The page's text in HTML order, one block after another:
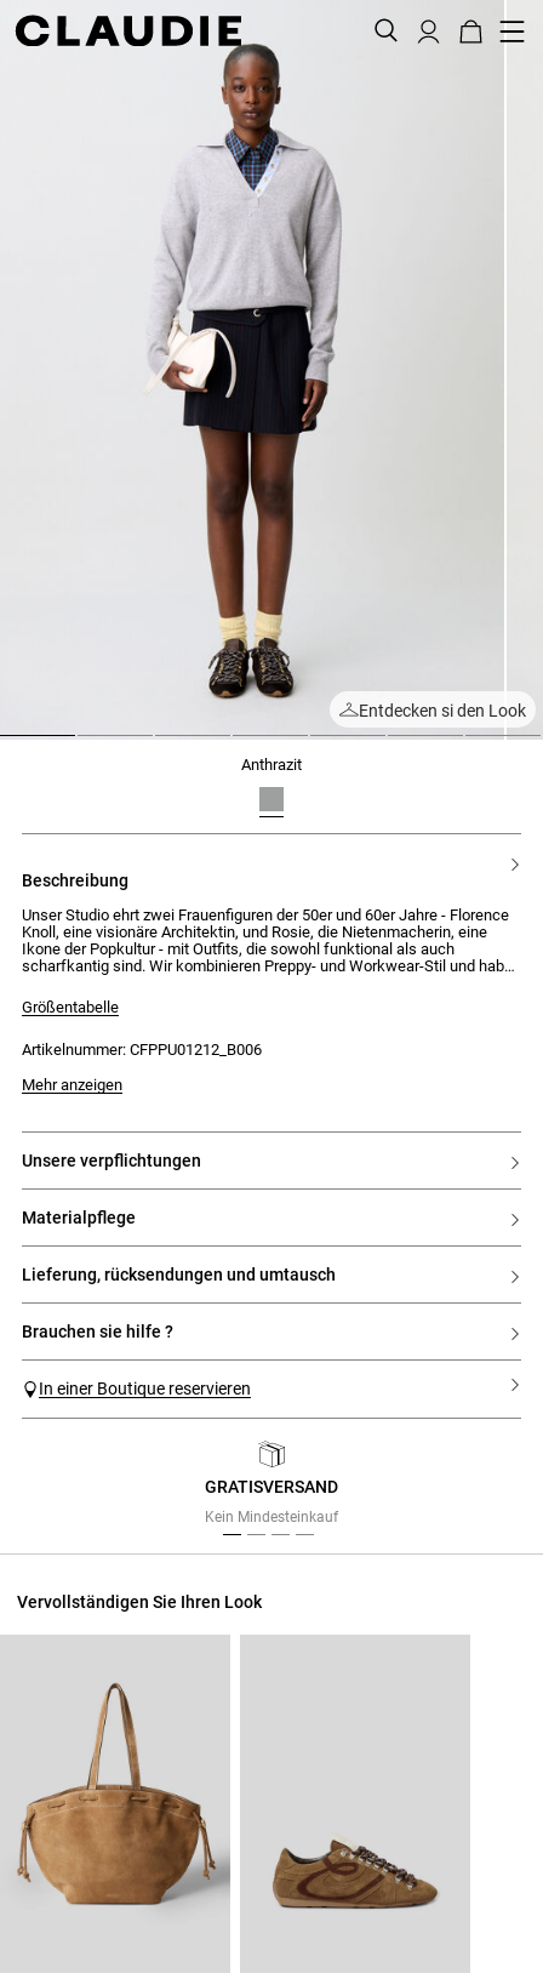
Entdecken si den Look
anthrazit
beschreibung
Unser Studio ehrt zwei Frauenfiguren der 50er und 60er Jahre - Florence
Knoll, eine visionäre Architektin, und Rosie, die Nietenmacherin, eine
Ikone der Popkultur - mit Outfits, die sowohl funktional als auch
scharfkantig sind. Wir kombinieren Preppy- und Workwear-Stil und haben
ein Chasuble-Kleid mit Hahnentrittmuster, mit klaren Schnitten, die die
Knopfdetails hervorheben.
Pull mit langen Ärmeln und locker getragen
- Pull mit langen Ärmeln und Hemdkragen
- Rippbündchen an den Ärmeln und am Bund
Größentabelle
Artikelnummer: CFPPU01212_B006
Das Model ist 176cm groß und trägt Größe 32
Mehr anzeigen
unsere verpflichtungen
materialpflege
lieferung, rücksendungen und umtausch
brauchen sie hilfe ?
In einer Boutique reservieren
GRATISVERSAND
Kein Mindesteinkauf
Vervollständigen Sie Ihren Look